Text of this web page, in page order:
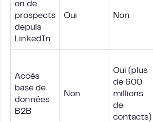
on de
prospects
depuis
LinkedIn
Oui Non
Accès
base de
données
B2B
Non
Oui (plus
de 600
millions
de
contacts)